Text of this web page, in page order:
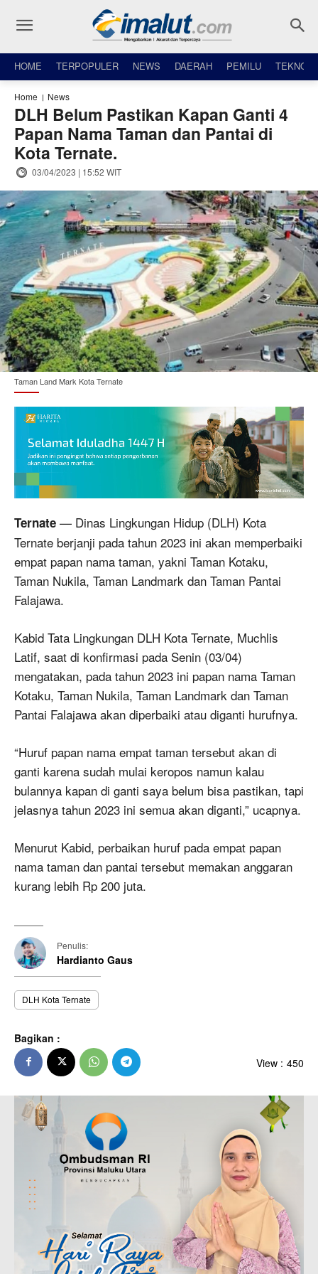
HOME TERPOPULER NEWS DAERAH PEMILU TEKNO
Home News
DLH Belum Pastikan Kapan Ganti 4
Papan Nama Taman dan Pantai di
Kota Ternate.
03/04/2023 | 15:52 WIT
Taman Land Mark Kota Ternate
Ternate — Dinas Lingkungan Hidup (DLH) Kota
Ternate berjanji pada tahun 2023 ini akan memperbaiki
empat papan nama taman, yakni Taman Kotaku,
Taman Nukila, Taman Landmark dan Taman Pantai
Falajawa.
Kabid Tata Lingkungan DLH Kota Ternate, Muchlis
Latif, saat di konfirmasi pada Senin (03/04)
mengatakan, pada tahun 2023 ini papan nama Taman
Kotaku, Taman Nukila, Taman Landmark dan Taman
Pantai Falajawa akan diperbaiki atau diganti hurufnya.
“Huruf papan nama empat taman tersebut akan di
ganti karena sudah mulai keropos namun kalau
bulannya kapan di ganti saya belum bisa pastikan, tapi
jelasnya tahun 2023 ini semua akan diganti,” ucapnya.
Menurut Kabid, perbaikan huruf pada empat papan
nama taman dan pantai tersebut memakan anggaran
kurang lebih Rp 200 juta.
Penulis:
Hardianto Gaus
DLH Kota Ternate
Bagikan :
View : 450